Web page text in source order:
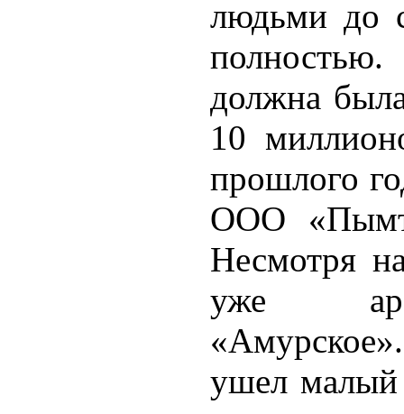
людьми до
полностью.
должна
10
прошлого
ООО
Несмотря
уже
ушел малый